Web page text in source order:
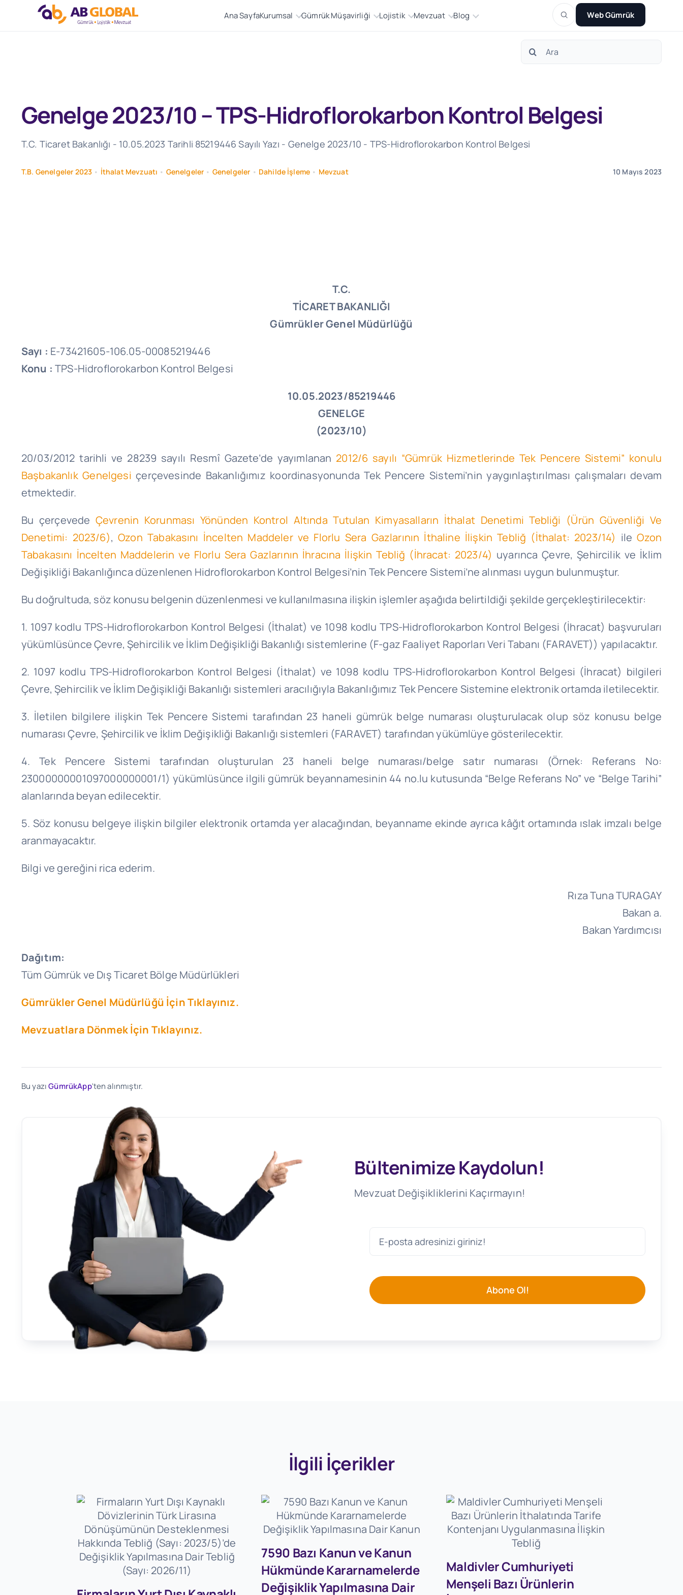
Ana SayfaKurumsal Gümrük Müşavirliği Lojistik Mevzuat Blog Web Gümrük
Search
Genelge 2023/10 – TPS-Hidroflorokarbon Kontrol Belgesi
T.C. Ticaret Bakanlığı - 10.05.2023 Tarihli 85219446 Sayılı Yazı - Genelge 2023/10 - TPS-Hidroflorokarbon Kontrol Belgesi
T.B. Genelgeler 2023 • İthalat Mevzuatı • Genelgeler • Genelgeler • Dahilde İşleme • Mevzuat 10 Mayıs 2023
T.C.
TİCARET BAKANLIĞI
Gümrükler Genel Müdürlüğü
Sayı : E-73421605-106.05-00085219446
Konu : TPS-Hidroflorokarbon Kontrol Belgesi
10.05.2023/85219446
GENELGE
(2023/10)
20/03/2012 tarihli ve 28239 sayılı Resmî Gazete’de yayımlanan 2012/6 sayılı “Gümrük Hizmetlerinde Tek Pencere Sistemi” konulu
Başbakanlık Genelgesi çerçevesinde Bakanlığımız koordinasyonunda Tek Pencere Sistemi’nin yaygınlaştırılması çalışmaları devam
etmektedir.
Bu çerçevede Çevrenin Korunması Yönünden Kontrol Altında Tutulan Kimyasalların İthalat Denetimi Tebliği (Ürün Güvenliği Ve
Denetimi: 2023/6),Ozon Tabakasını İncelten Maddeler ve Florlu Sera Gazlarının İthaline İlişkin Tebliğ (İthalat: 2023/14) ileOzon
Tabakasını İncelten Maddelerin ve Florlu Sera Gazlarının İhracına İlişkin Tebliğ (İhracat: 2023/4) uyarınca Çevre, Şehircilik ve İklim
Değişikliği Bakanlığınca düzenlenen Hidroflorokarbon Kontrol Belgesi’nin Tek Pencere Sistemi’ne alınması uygun bulunmuştur.
Bu doğrultuda, söz konusu belgenin düzenlenmesi ve kullanılmasına ilişkin işlemler aşağıda belirtildiği şekilde gerçekleştirilecektir:
1. 1097 kodlu TPS-Hidroflorokarbon Kontrol Belgesi (İthalat) ve 1098 kodlu TPS-Hidroflorokarbon Kontrol Belgesi (İhracat) başvuruları
yükümlüsünce Çevre, Şehircilik ve İklim Değişikliği Bakanlığı sistemlerine (F-gaz Faaliyet Raporları Veri Tabanı (FARAVET)) yapılacaktır.
2. 1097 kodlu TPS-Hidroflorokarbon Kontrol Belgesi (İthalat) ve 1098 kodlu TPS-Hidroflorokarbon Kontrol Belgesi (İhracat) bilgileri
Çevre, Şehircilik ve İklim Değişikliği Bakanlığı sistemleri aracılığıyla Bakanlığımız Tek Pencere Sistemine elektronik ortamda iletilecektir.
3. İletilen bilgilere ilişkin Tek Pencere Sistemi tarafından 23 haneli gümrük belge numarası oluşturulacak olup söz konusu belge
numarası Çevre, Şehircilik ve İklim Değişikliği Bakanlığı sistemleri (FARAVET) tarafından yükümlüye gösterilecektir.
4. Tek Pencere Sistemi tarafından oluşturulan 23 haneli belge numarası/belge satır numarası (Örnek: Referans No:
23000000001097000000001/1) yükümlüsünce ilgili gümrük beyannamesinin 44 no.lu kutusunda “Belge Referans No” ve “Belge Tarihi”
alanlarında beyan edilecektir.
5. Söz konusu belgeye ilişkin bilgiler elektronik ortamda yer alacağından, beyanname ekinde ayrıca kâğıt ortamında ıslak imzalı belge
aranmayacaktır.
Bilgi ve gereğini rica ederim.
Rıza Tuna TURAGAY
Bakan a.
Bakan Yardımcısı
Dağıtım:
Tüm Gümrük ve Dış Ticaret Bölge Müdürlükleri
Gümrükler Genel Müdürlüğü İçin Tıklayınız.
Mevzuatlara Dönmek İçin Tıklayınız.
Bu yazıGümrükApp'ten alınmıştır.
Bültenimize Kaydolun!
Mevzuat Değişikliklerini Kaçırmayın!
Abone Ol!
İlgili İçerikler
7590 Bazı Kanun ve Kanun
Hükmünde Kararnamelerde
Değişiklik Yapılmasına Dair
Maldivler Cumhuriyeti
Menşeli Bazı Ürünlerin